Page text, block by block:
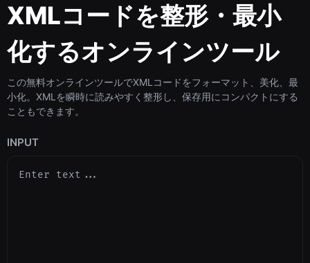
XMLコードを整形・最小
化するオンラインツール
この無料オンラインツールでXMLコードをフォーマット、美化、最
小化。XMLを瞬時に読みやすく整形し、保存用にコンパクトにする
こともできます。
INPUT